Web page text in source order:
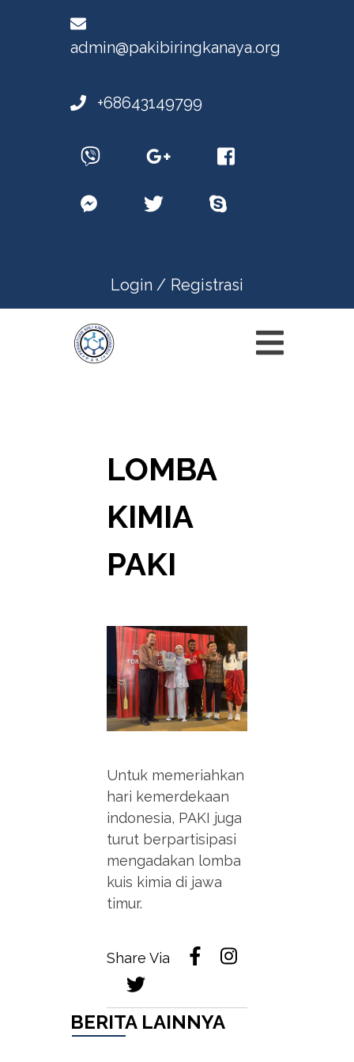
admin@pakibiringkanaya.org
+68643149799
Login / Registrasi
LOMBA
KIMIA
PAKI
Untuk memeriahkan
hari kemerdekaan
indonesia, PAKI juga
turut berpartisipasi
mengadakan lomba
kuis kimia di jawa
timur.
Share Via
BERITA LAINNYA